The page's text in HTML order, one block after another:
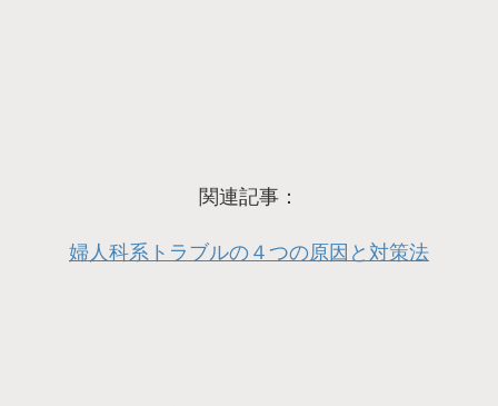
関連記事：
婦人科系トラブルの４つの原因と対策法